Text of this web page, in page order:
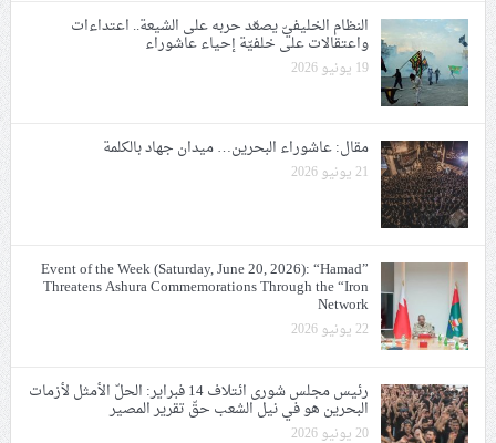
النظام الخليفيّ يصعّد حربه على الشيعة.. اعتداءات
واعتقالات على خلفيّة إحياء عاشوراء
19 يونيو 2026
مقال: عاشوراء البحرين… ميدان جهاد بالكلمة
21 يونيو 2026
Event of the Week (Saturday, June 20, 2026): “Hamad”
Threatens Ashura Commemorations Through the “Iron
Network
22 يونيو 2026
رئيس مجلس شورى ائتلاف 14 فبراير: الحلّ الأمثل لأزمات
البحرين هو في نيل الشعب حقّ تقرير المصير
20 يونيو 2026